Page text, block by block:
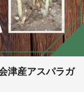
津産アスパラガ